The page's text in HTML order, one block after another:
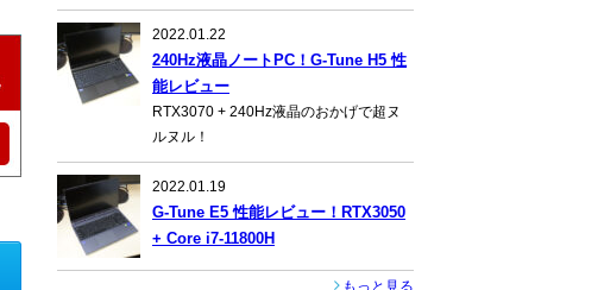
2022.01.22
240Hz液晶ノートPC！G-Tune H5 性
能レビュー
RTX3070 + 240Hz液晶のおかげで超ヌ
ルヌル！
2022.01.19
G-Tune E5 性能レビュー！RTX3050
+ Core i7-11800H
もっと見る